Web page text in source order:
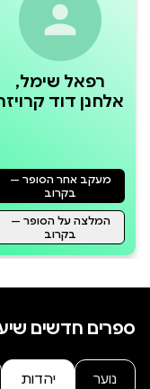
רפאל שימל,
אלחנן דוד
מעקב אחר הסופר —
בקרוב
המלצה על הסופר —
בקרוב
ספרים חדשים
נוער יהדות